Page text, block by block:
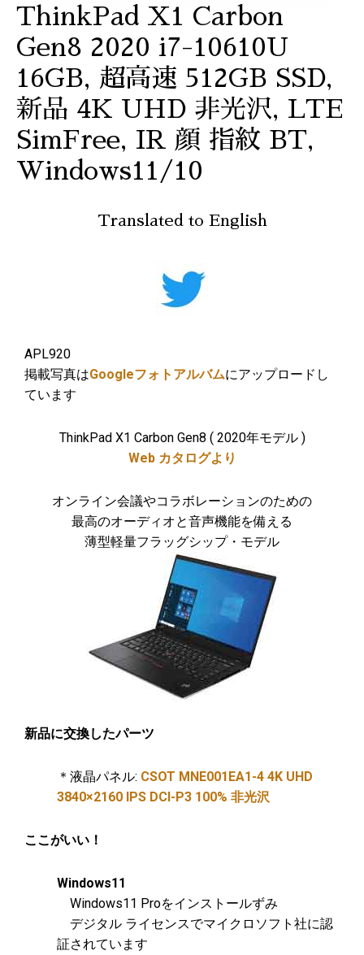
ThinkPad X1 Carbon
Gen8 2020 i7-10610U
16GB, 超高速 512GB SSD,
新品 4K UHD 非光沢, LTE
SimFree, IR 顔 指紋 BT,
Windows11/10
Translated to English
APL920
掲載写真はGoogleフォトアルバムにアップロードし
ています
ThinkPad X1 Carbon Gen8 ( 2020年モデル )
Web カタログより
オンライン会議やコラボレーションのための
最高のオーディオと音声機能を備える
薄型軽量フラッグシップ・モデル
新品に交換したパーツ
＊液晶パネル: CSOT MNE001EA1-4 4K UHD
3840×2160 IPS DCI-P3 100% 非光沢
ここがいい！
Windows11
Windows11 Proをインストールずみ
デジタル ライセンスでマイクロソフト社に認
証されています